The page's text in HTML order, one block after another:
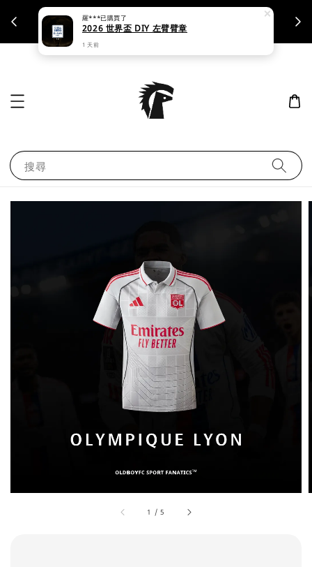
支援刷卡｜皆開立統一發票
搜尋
1 /5
羅***已購買了
2026 世界盃 DIY 左臂臂章
1 天前